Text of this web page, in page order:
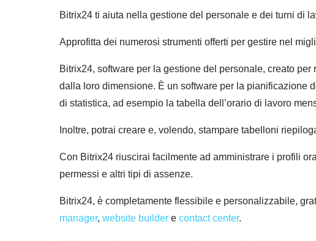
Bitrix24 ti aiuta nella gestione del personale e dei turni di
Approfitta dei numerosi strumenti offerti per gestire nel
Bitrix24, software per la gestione del personale, creato
dalla loro dimensione. È un software per la pianificazione
di statistica, ad esempio la tabella dell’orario di lavoro
Inoltre, potrai creare e, volendo, stampare tabelloni
Con Bitrix24 riuscirai facilmente ad amministrare i profili
permessi e altri tipi di assenze.
Bitrix24, è completamente flessibile e personalizzabile,
manager, website builder e contact center.